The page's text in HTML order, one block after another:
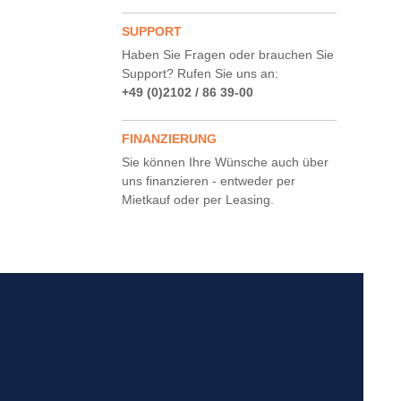
SUPPORT
Haben Sie Fragen oder brauchen Sie
Support? Rufen Sie uns an:
+49 (0)2102 / 86 39-00
FINANZIERUNG
Sie können Ihre Wünsche auch über
uns finanzieren - entweder per
Mietkauf oder per Leasing.